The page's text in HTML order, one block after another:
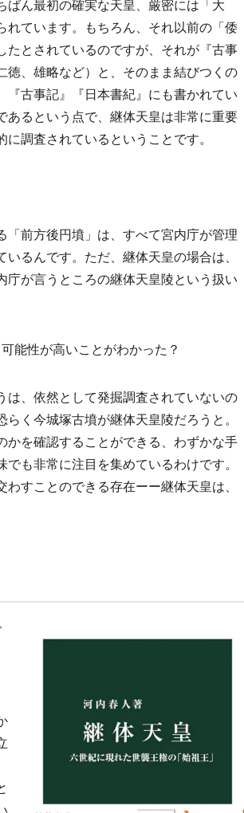
ん最初の確実な天皇、厳密には「大
ています。もちろん、それ以前の「倭
とされているのですが、それが『古事
、雄略など）と、そのまま結びつくの
古事記』『日本書紀』にも書かれてい
るという点で、継体天皇は非常に重要
調査されているということです。
前方後円墳」は、すべて宮内庁が管理
るんです。ただ、継体天皇の場合は、
が言うところの継体天皇陵という扱い
能性が高いことがわかった？
、依然として発掘調査されていないの
く今城塚古墳が継体天皇陵だろうと。
を確認することができる、わずかな手
も非常に注目を集めているわけです。
すことのできる存在ーー継体天皇は、